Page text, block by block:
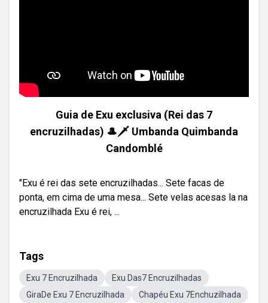
Guia de Exu exclusiva (Rei das 7
encruzilhadas) 🎩🗡 Umbanda Quimbanda
Candomblé
"Exu é rei das sete encruzilhadas... Sete facas de
ponta, em cima de uma mesa... Sete velas acesas la na
encruzilhada Exu é rei, ...
Tags
Exu 7 Encruzilhada
Exu Das7 Encruzilhadas
GiraDe Exu 7 Encruzilhada
Chapéu Exu 7Enchuzilhada